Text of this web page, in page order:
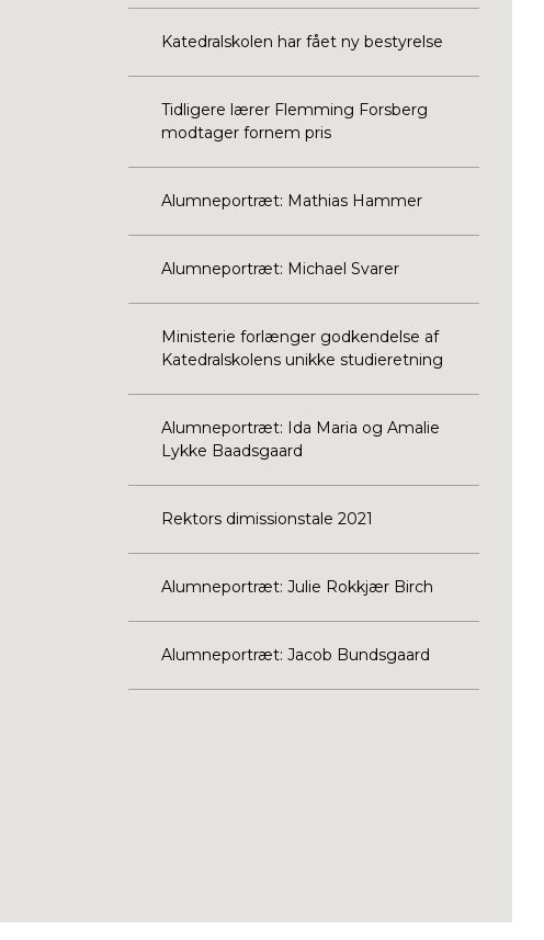
Katedralskolen har fået ny bestyrelse
Tidligere lærer Flemming Forsberg
modtager fornem pris
Alumneportræt: Mathias Hammer
Alumneportræt: Michael Svarer
Ministerie forlænger godkendelse af
Katedralskolens unikke studieretning
Alumneportræt: Ida Maria og Amalie
Lykke Baadsgaard
Rektors dimissionstale 2021
Alumneportræt: Julie Rokkjær Birch
Alumneportræt: Jacob Bundsgaard